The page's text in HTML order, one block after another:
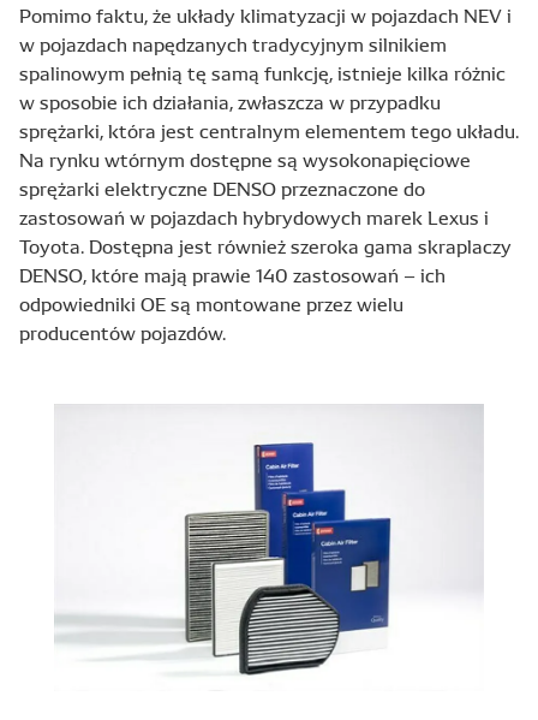
Pomimo faktu, że układy klimatyzacji w pojazdach NEV i
w pojazdach napędzanych tradycyjnym silnikiem
spalinowym pełnią tę samą funkcję, istnieje kilka różnic
w sposobie ich działania, zwłaszcza w przypadku
sprężarki, która jest centralnym elementem tego układu.
Na rynku wtórnym dostępne są wysokonapięciowe
sprężarki elektryczne DENSO przeznaczone do
zastosowań w pojazdach hybrydowych marek Lexus i
Toyota. Dostępna jest również szeroka gama skraplaczy
DENSO, które mają prawie 140 zastosowań – ich
odpowiedniki OE są montowane przez wielu
producentów pojazdów.